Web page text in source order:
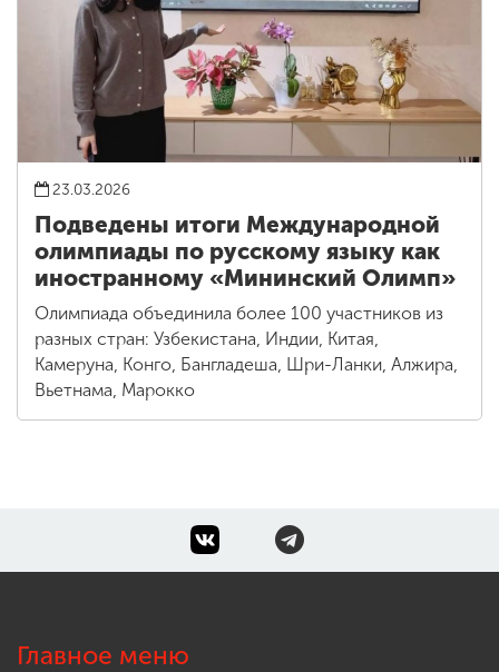
23.03.2026
Подведены итоги Международной
олимпиады по русскому языку как
иностранному «Мининский Олимп»
Олимпиада объединила более 100 участников из
разных стран: Узбекистана, Индии, Китая,
Камеруна, Конго, Бангладеша, Шри-Ланки, Алжира,
Вьетнама, Марокко
Главное меню